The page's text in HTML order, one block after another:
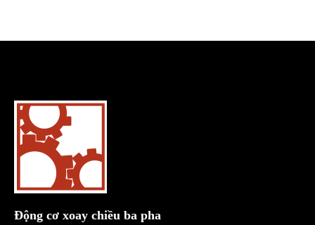
Động cơ xoay chiều ba pha